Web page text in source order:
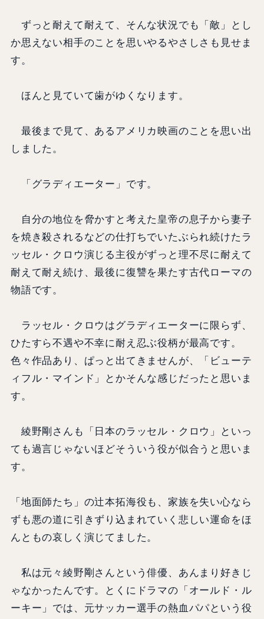
ずっと耐えて耐えて、そんな状況でも「敵」とし
か思えない相手のことを思いやるやさしさも見せま
す。
ほんと見ていて歯がゆくなります。
最後まで見て、あるアメリカ映画のことを思い出
しました。
「グラディエーター」です。
自分の地位を脅かすと考えた皇帝の息子から妻子
を焼き殺されるなどの仕打ちでいたぶられ続けたラ
ッセル・クロウ演じる主役がずっと理不尽に耐えて
耐えて耐え続け、最後に復讐を果たす古代ローマの
物語です。
ラッセル・クロウはグラディエーターに限らず、
ひたすら不遇や不幸に耐え忍ぶ役柄が最高です。
色々作品あり、ぱっと出てきませんが、「ビューテ
ィフル・マインド」とかそんな感じだったと思いま
す。
綾野剛さんも「日本のラッセル・クロウ」といっ
ても過言じゃないほどそういう役が似合うと思いま
す。
「地面師たち」の辻本拓海役も、家族を失い心なら
ずも悪の道に引きずり込まれていく悲しい運命をほ
んともの哀しく演じてました。
私は元々綾野剛さんという俳優、あんまり好きじ
ゃなかったんです。とくにドラマの「オールド・ル
ーキー」では、元サッカー選手の熱血パパという役